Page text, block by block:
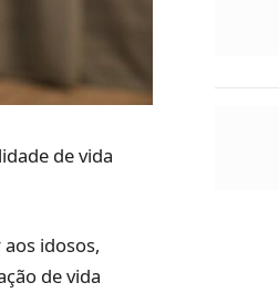
de vida
idosos,
de vida